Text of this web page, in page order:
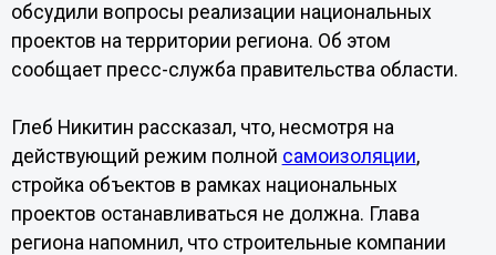
обсудили вопросы реализации национальных
проектов на территории региона. Об этом
сообщает пресс-служба правительства области.
Глеб Никитин рассказал, что, несмотря на
действующий режим полной самоизоляции,
стройка объектов в рамках национальных
проектов останавливаться не должна. Глава
региона напомнил, что строительные компании